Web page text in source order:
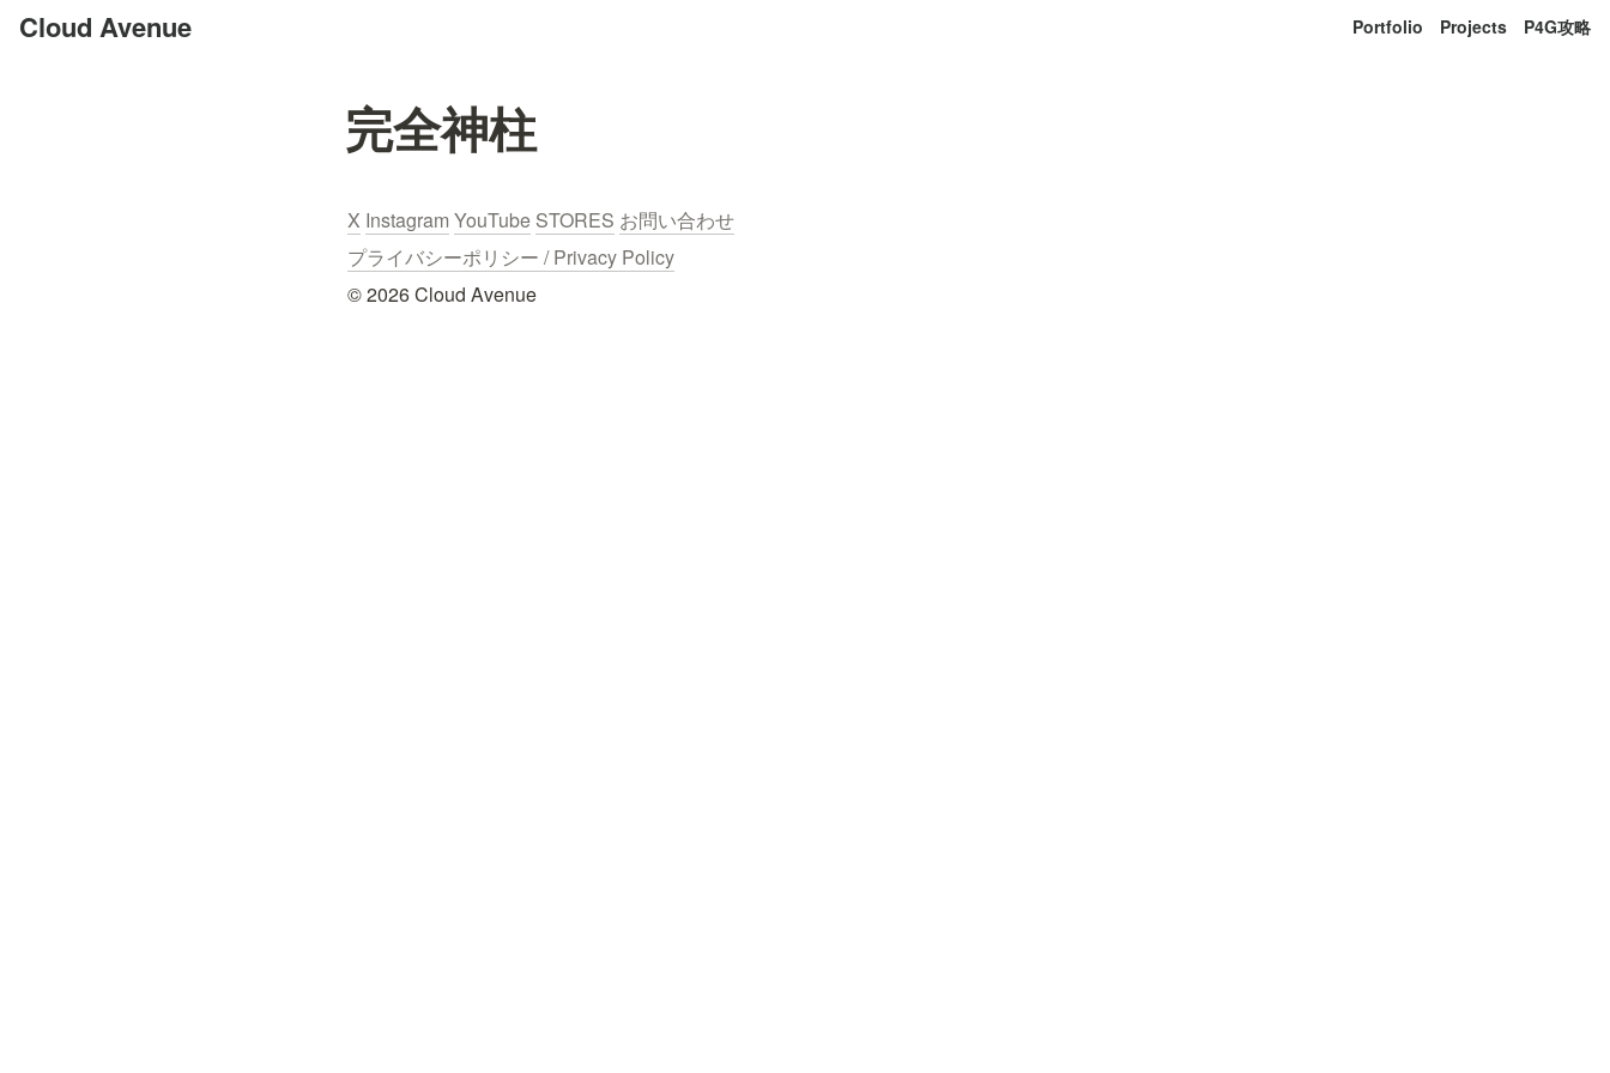
Cloud Avenue Portfolio Projects P4G攻略
完全神柱
X Instagram YouTube STORES お問い合わせ
プライバシーポリシー / Privacy Policy
© 2026 Cloud Avenue